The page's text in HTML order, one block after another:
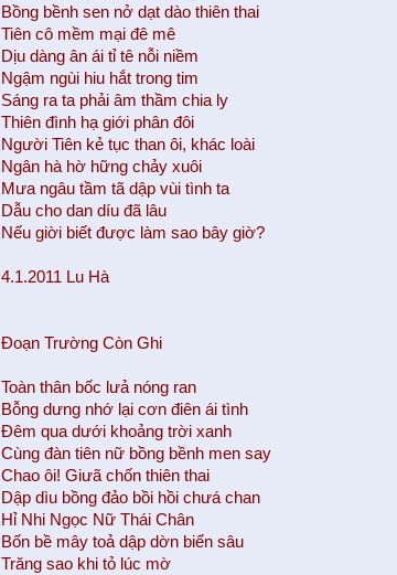
Bồng bềnh sen nở dạt dào thiên thai
Tiên cô mềm mại đê mê
Dịu dàng ân ái tỉ tê nỗi niềm
Ngậm ngùi hiu hắt trong tim
Sáng ra ta phải âm thầm chia ly
Thiên đình hạ giới phân đôi
Người Tiên kẻ tục than ôi, khác loài
Ngân hà hờ hững chảy xuôi
Mưa ngâu tầm tã dập vùi tình ta
Dẫu cho dan díu đã lâu
Nếu giời biết được làm sao bây giờ?
4.1.2011 Lu Hà
Đoạn Trường Còn Ghi
Toàn thân bốc lưả nóng ran
Bỗng dưng nhớ lại cơn điên ái tình
Đêm qua dưới khoảng trời xanh
Cùng đàn tiên nữ bồng bềnh men say
Chao ôi! Giưã chốn thiên thai
Dập dìu bồng đảo bồi hồi chưá chan
Hỉ Nhi Ngọc Nữ Thái Chân
Bốn bề mây toả dập dờn biển sâu
Trăng sao khi tỏ lúc mờ